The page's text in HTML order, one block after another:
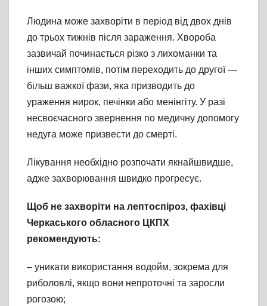
Людина може захворіти в період від двох днів
до трьох тижнів після зараження. Хвороба
зазвичай починається різко з лихоманки та
інших симптомів, потім переходить до другої —
більш важкої фази, яка призводить до
ураження нирок, печінки або менінгіту. У разі
несвоєчасного звернення по медичну допомогу
недуга може призвести до смерті.
Лікування необхідно розпочати якнайшвидше,
адже захворювання швидко прогресує.
Щоб не захворіти на лептоспіроз, фахівці
Черкаського обласного ЦКПХ
рекомендують:
– уникати використання водойм, зокрема для
риболовлі, якщо вони непроточні та заросли
рогозою;